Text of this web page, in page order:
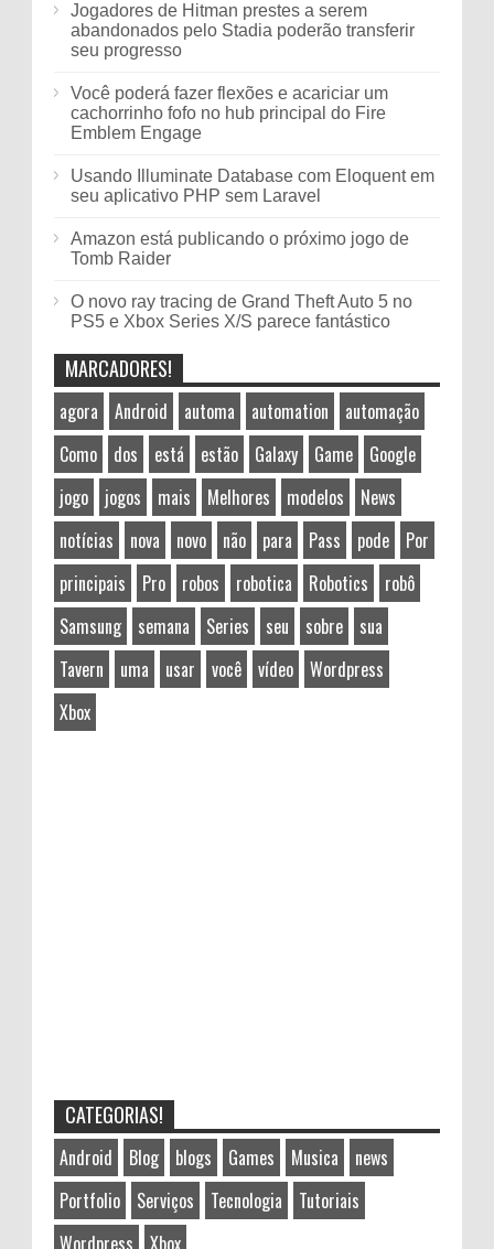
Jogadores de Hitman prestes a serem
abandonados pelo Stadia poderão transferir
seu progresso
Você poderá fazer flexões e acariciar um
cachorrinho fofo no hub principal do Fire
Emblem Engage
Usando Illuminate Database com Eloquent em
seu aplicativo PHP sem Laravel
Amazon está publicando o próximo jogo de
Tomb Raider
O novo ray tracing de Grand Theft Auto 5 no
PS5 e Xbox Series X/S parece fantástico
MARCADORES!
agora Android automa automation
automação
Como
dos está estão Galaxy Game
Google
jogo
jogos mais Melhores modelos
News
notícias
nova novo não para Pass pode
Por
principais
Pro robos robotica Robotics
robô
Samsung
semana Series seu sobre
sua
Tavern
uma usar você vídeo
Wordpress
Xbox
CATEGORIAS!
Android Blog blogs Games Musica
news
Portfolio
Serviços Tecnologia
Tutoriais